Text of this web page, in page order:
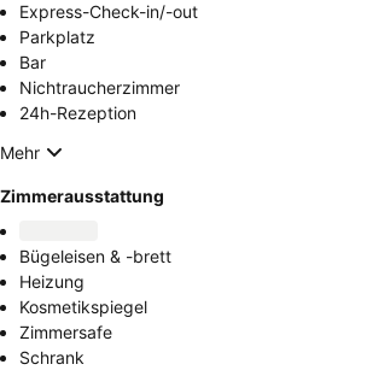
Express-Check-in/-out
Parkplatz
Bar
Nichtraucherzimmer
24h-Rezeption
Mehr
Zimmerausstattung
Bügeleisen & -brett
Heizung
Kosmetikspiegel
Zimmersafe
Schrank